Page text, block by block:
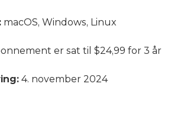
macOS, Windows, Linux
er sat til $24,99 for 3 år
4. november 2024